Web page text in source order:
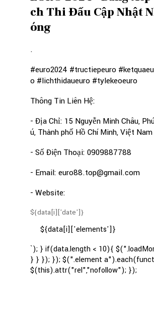
ch Thi Đấu Cập Nhật
óng
.
#euro2024 #tructiepeuro
o #lichthidaueuro #tylekeoeuro
Thông Tin Liên Hệ:
- Địa Chỉ: 15 Nguyễn Minh Châu,
ú, Thành phố Hồ Chí Minh, Việt Nam
- Số Điện Thoại: 0909887788
- Email: euro88.top@gmail.com
- Website:
${data[i]['date']}
${data[i]['elements']}
`); } if(data.length < 10){
} } }); }); $(".element
$(this).attr("rel","nofollow"); });